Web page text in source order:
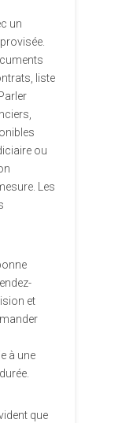
un
liste
ou
Les
et
à une
que